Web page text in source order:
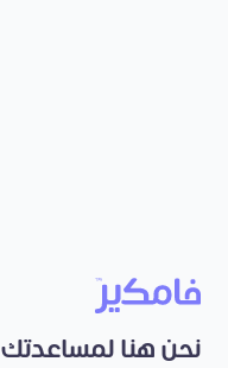
نحن هنا لمساعدتك